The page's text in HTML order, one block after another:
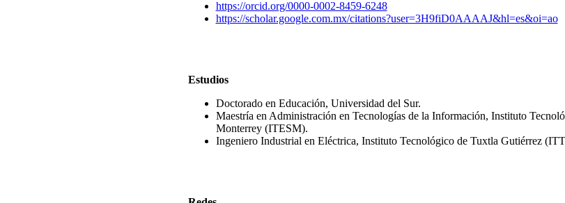
https://orcid.org/0000-0002-8459-6248
https://scholar.google.com.mx/citations?user=3H9fiD0AAAAJ&hl=es&oi=ao
Estudios
Doctorado en Educación, Universidad del Sur.
Maestría en Administración en Tecnologías de la Información, Instituto
Monterrey (ITESM).
Ingeniero Industrial en Eléctrica, Instituto Tecnológico de Tuxtla Gutiérrez